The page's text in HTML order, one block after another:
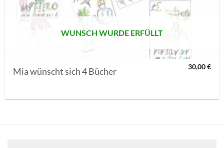
WUNSCH WURDE ERFÜLLT
Mia wünscht sich 4 Bücher 30,00€